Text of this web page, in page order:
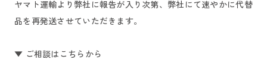
ヤマト運輸より弊社に報告が入り次第、弊社にて速やかに代替
品を再発送させていただきます。
▼ ご相談はこちらから